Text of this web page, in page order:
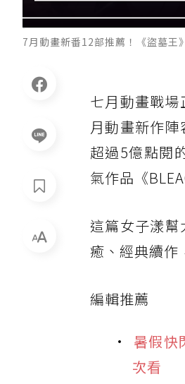
7月動畫新番12部推薦！《盜墓
七月動畫戰
月動畫新作
超過5億點閱
氣作品《
這篇女子漾
癒、經典續作
編輯推薦
暑假快
次看